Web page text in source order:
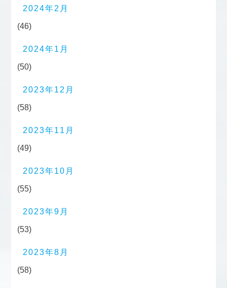
2024年2月
(46)
2024年1月
(50)
2023年12月
(58)
2023年11月
(49)
2023年10月
(55)
2023年9月
(53)
2023年8月
(58)